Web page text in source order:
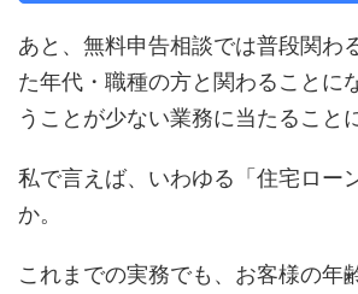
あと、無料申告相談では普段関わ
た年代・職種の方と関わることに
うことが少ない業務に当たること
私で言えば、いわゆる「住宅ロー
か。
これまでの実務でも、お客様の年